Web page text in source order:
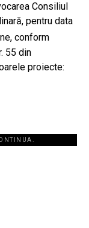
Consiliul
pentru data
conform
55 din
proiecte: